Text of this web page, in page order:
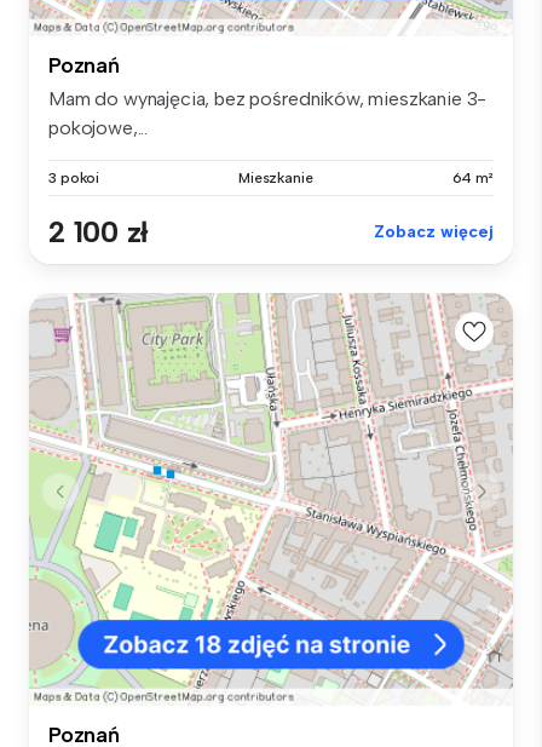
Poznań
Mam do wynajęcia, bez pośredników, mieszkanie 3-
pokojowe,...
3 pokoi Mieszkanie 64 m²
2 100 zł Zobacz więcej
Poznań